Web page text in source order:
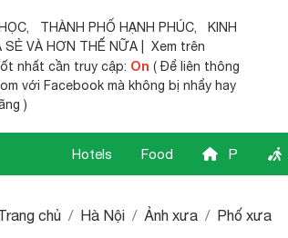
, THÀNH PHỐ HẠNH PHÚC,
KINH
SẺ VÀ HƠN THẾ NỮA | Xem trên
nhất cần truy cập: On ( Để liên thông
với Facebook mà không bị nhẩy hay
)
Hotels Food P
chủ Hà Nội Ảnh xưa Phố xưa